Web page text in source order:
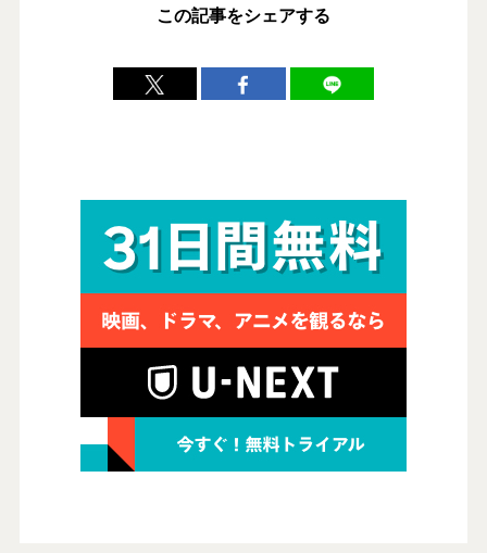
この記事をシェアする